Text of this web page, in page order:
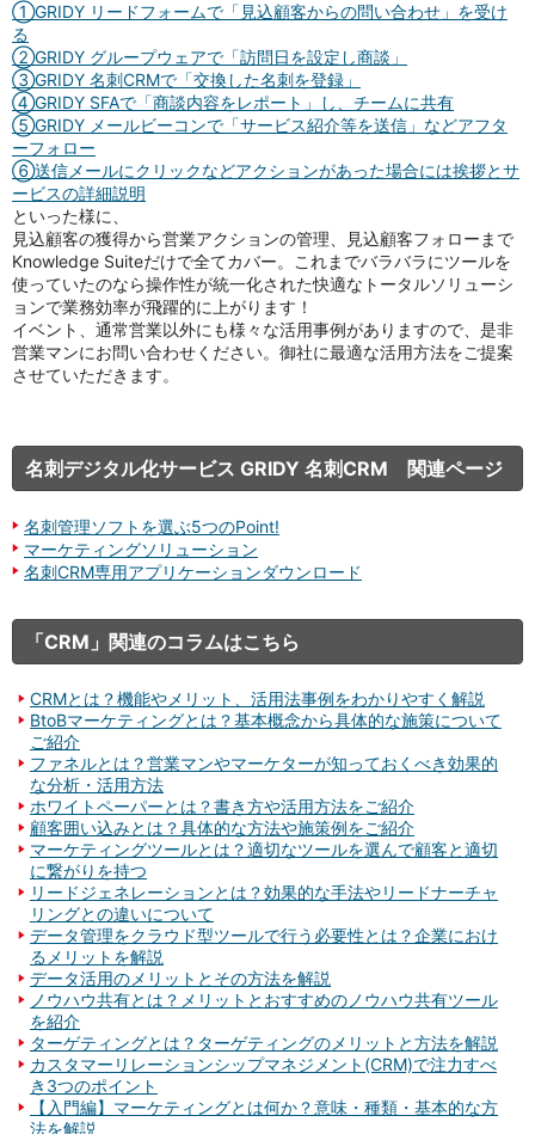
①GRIDY リードフォームで「見込顧客からの問い合わせ」を受け
る
②GRIDY グループウェアで「訪問日を設定し商談」
③GRIDY 名刺CRMで「交換した名刺を登録」
④GRIDY SFAで「商談内容をレポート」し、チームに共有
⑤GRIDY メールビーコンで「サービス紹介等を送信」などアフタ
ーフォロー
⑥送信メールにクリックなどアクションがあった場合には挨拶とサ
ービスの詳細説明
といった様に、
見込顧客の獲得から営業アクションの管理、見込顧客フォローまで
Knowledge Suiteだけで全てカバー。これまでバラバラにツールを
使っていたのなら操作性が統一化された快適なトータルソリューシ
ョンで業務効率が飛躍的に上がります！
イベント、通常営業以外にも様々な活用事例がありますので、是非
営業マンにお問い合わせください。御社に最適な活用方法をご提案
させていただきます。
名刺デジタル化サービス GRIDY 名刺CRM 関連ページ
名刺管理ソフトを選ぶ5つのPoint!
マーケティングソリューション
名刺CRM専用アプリケーションダウンロード
「CRM」関連のコラムはこちら
CRMとは？機能やメリット、活用法事例をわかりやすく解説
BtoBマーケティングとは？基本概念から具体的な施策について
ご紹介
ファネルとは？営業マンやマーケターが知っておくべき効果的
な分析・活用方法
ホワイトペーパーとは？書き方や活用方法をご紹介
顧客囲い込みとは？具体的な方法や施策例をご紹介
マーケティングツールとは？適切なツールを選んで顧客と適切
に繋がりを持つ
リードジェネレーションとは？効果的な手法やリードナーチャ
リングとの違いについて
データ管理をクラウド型ツールで行う必要性とは？企業におけ
るメリットを解説
データ活用のメリットとその方法を解説
ノウハウ共有とは？メリットとおすすめのノウハウ共有ツール
を紹介
ターゲティングとは？ターゲティングのメリットと方法を解説
カスタマーリレーションシップマネジメント(CRM)で注力すべ
き3つのポイント
【入門編】マーケティングとは何か？意味・種類・基本的な方
法を解説